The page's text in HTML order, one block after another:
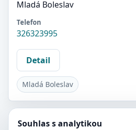
Mladá Boleslav
Telefon
326323995
Detail
Mladá Boleslav
Souhlas s analytikou